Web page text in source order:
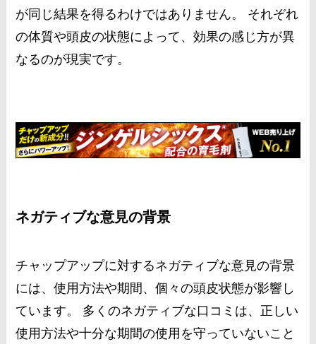
が同じ結果を得るわけではありません。 それぞれ
の体質や頭皮の状態によって、効果の感じ方が異
なるのが現実です。
ネガティブな意見の背景
チャップアップに対するネガティブな意見の背景
には、使用方法や期間、個々の頭皮状態が影響し
ています。 多くのネガティブな口コミは、正しい
使用方法や十分な期間の使用を守っていないこと